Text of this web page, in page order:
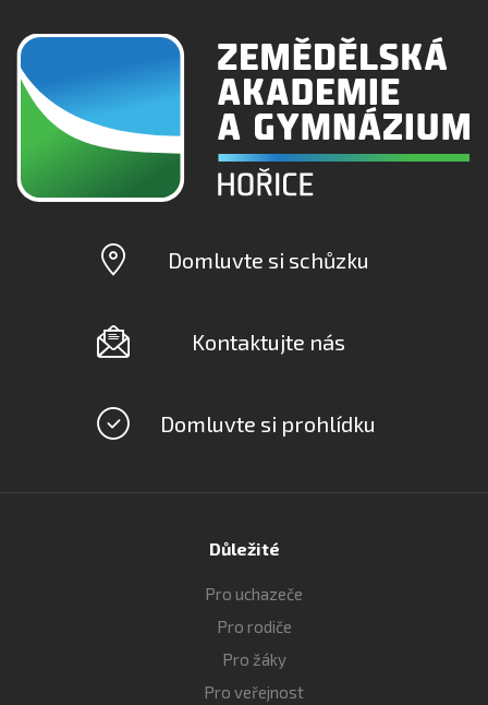
Domluvte si schůzku
Kontaktujte nás
Domluvte si prohlídku
Důležité
Pro uchazeče
Pro rodiče
Pro žáky
Pro veřejnost